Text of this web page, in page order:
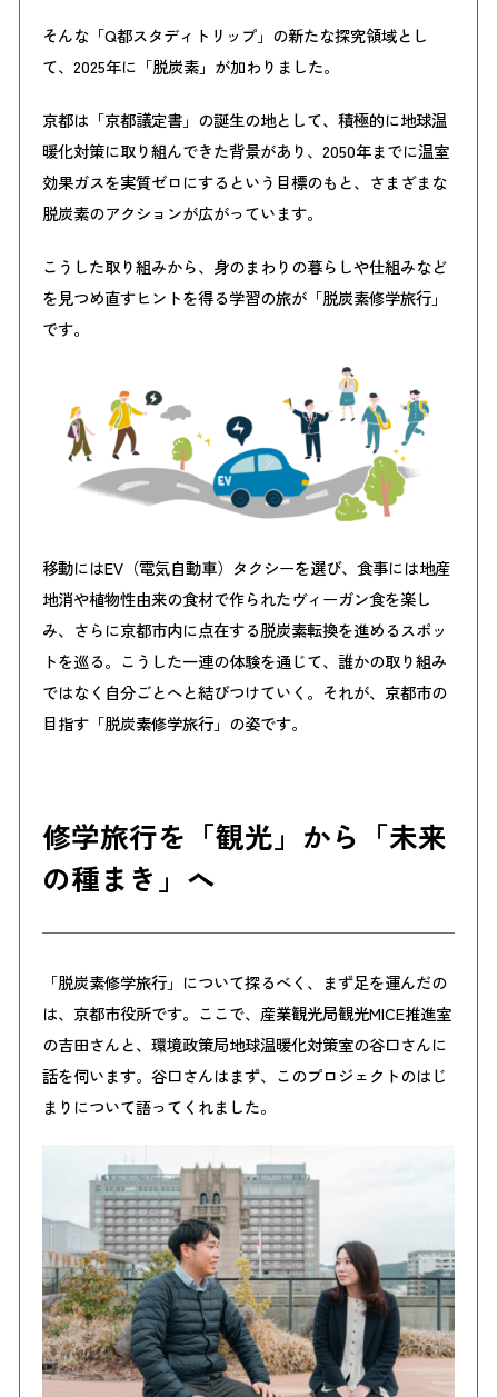
そんな「Q都スタディトリップ」の新たな探究領域とし
て、2025年に「脱炭素」が加わりました。
京都は「京都議定書」の誕生の地として、積極的に地球温
暖化対策に取り組んできた背景があり、2050年までに温室
効果ガスを実質ゼロにするという目標のもと、さまざまな
脱炭素のアクションが広がっています。
こうした取り組みから、身のまわりの暮らしや仕組みなど
を見つめ直すヒントを得る学習の旅が「脱炭素修学旅行」
です。
移動にはEV（電気自動車）タクシーを選び、食事には地産
地消や植物性由来の食材で作られたヴィーガン食を楽し
み、さらに京都市内に点在する脱炭素転換を進めるスポッ
トを巡る。こうした一連の体験を通じて、誰かの取り組み
ではなく自分ごとへと結びつけていく。それが、京都市の
目指す「脱炭素修学旅行」の姿です。
修学旅行を「観光」から「未来
の種まき」へ
「脱炭素修学旅行」について探るべく、まず足を運んだの
は、京都市役所です。ここで、産業観光局観光MICE推進室
の吉田さんと、環境政策局地球温暖化対策室の谷口さんに
話を伺います。谷口さんはまず、このプロジェクトのはじ
まりについて語ってくれました。